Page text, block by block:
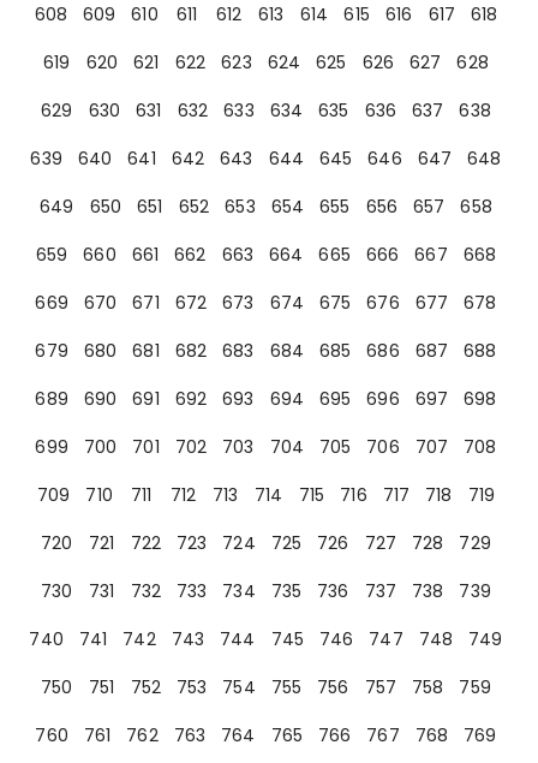
608
609 610 611 612 613 614 615 616 617
618
619
620 621 622 623 624 625 626 627
628
629
630 631 632 633 634 635 636 637
638
639
640 641 642 643 644 645 646 647
648
649
650 651 652 653 654 655 656 657
658
659
660 661 662 663 664 665 666 667
668
669
670 671 672 673 674 675 676 677
678
679
680 681 682 683 684 685 686 687
688
689
690 691 692 693 694 695 696 697
698
699
700 701 702 703 704 705 706 707
708
709
710 711 712 713 714 715 716 717 718
719
720
721 722 723 724 725 726 727 728
729
730
731 732 733 734 735 736 737 738
739
740
741 742 743 744 745 746 747 748
749
750
751 752 753 754 755 756 757 758
759
760
761 762 763 764 765 766 767 768
769